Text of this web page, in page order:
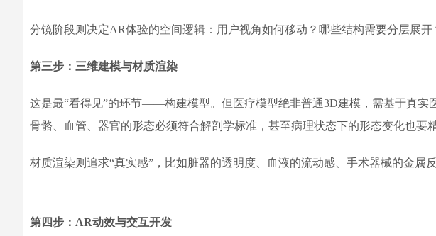
分镜阶段则决定AR体验的空间逻辑：用户视角如何移动？哪些结构需要分层展开
第三步：三维建模与材质渲染
这是最“看得见”的环节——构建模型。但医疗模型绝非普通3D建模，需基于真实
骨骼、血管、器官的形态必须符合解剖学标准，甚至病理状态下的形态变化也要
材质渲染则追求“真实感”，比如脏器的透明度、血液的流动感、手术器械的金
第四步：AR动效与交互开发